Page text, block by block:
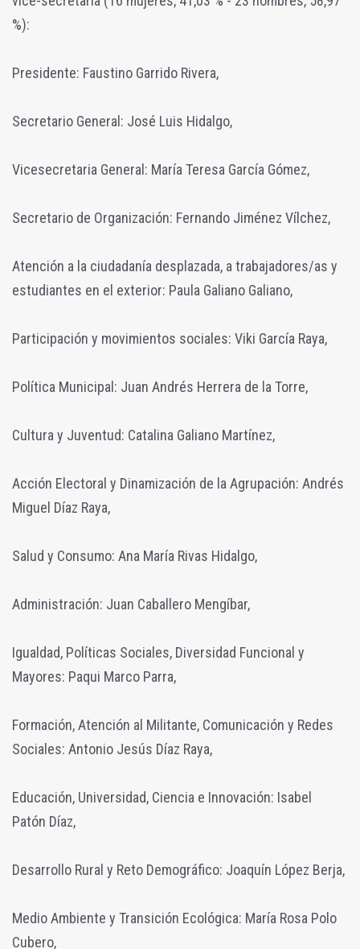
%):
Presidente: Faustino Garrido Rivera,
Secretario General: José Luis Hidalgo,
Vicesecretaria General: María Teresa García Gómez,
Secretario de Organización: Fernando Jiménez Vílchez,
Atención a la ciudadanía desplazada, a trabajadores/as y
estudiantes en el exterior: Paula Galiano Galiano,
Participación y movimientos sociales: Viki García Raya,
Política Municipal: Juan Andrés Herrera de la Torre,
Cultura y Juventud: Catalina Galiano Martínez,
Acción Electoral y Dinamización de la Agrupación: Andrés
Miguel Díaz Raya,
Salud y Consumo: Ana María Rivas Hidalgo,
Administración: Juan Caballero Mengíbar,
Igualdad, Políticas Sociales, Diversidad Funcional y
Mayores: Paqui Marco Parra,
Formación, Atención al Militante, Comunicación y Redes
Sociales: Antonio Jesús Díaz Raya,
Educación, Universidad, Ciencia e Innovación: Isabel
Patón Díaz,
Desarrollo Rural y Reto Demográfico: Joaquín López Berja,
Medio Ambiente y Transición Ecológica: María Rosa Polo
Cubero,